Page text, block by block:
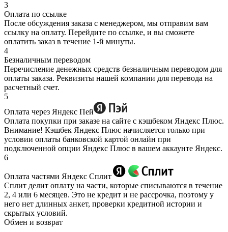
3
Оплата по ссылке
После обсуждения заказа с менеджером, мы отправим вам
ссылку на оплату. Перейдите по ссылке, и вы сможете
оплатить заказ в течение 1-й минуты.
4
Безналичным переводом
Перечисление денежных средств безналичным переводом для
оплаты заказа. Реквизиты нашей компании для перевода на
расчетный счет.
5
Оплата через Яндекс Пей
Оплата покупки при заказе на сайте с кэшбеком Яндекс Плюс.
Внимание! Кэшбек Яндекс Плюс начисляется только при
условии оплаты банковской картой онлайн при
подключенной опции Яндекс Плюс в вашем аккаунте Яндекс.
6
Оплата частями Яндекс Сплит
Сплит делит оплату на части, которые списываются в течение
2, 4 или 6 месяцев. Это не кредит и не рассрочка, поэтому у
него нет длинных анкет, проверки кредитной истории и
скрытых условий.
Обмен и возврат